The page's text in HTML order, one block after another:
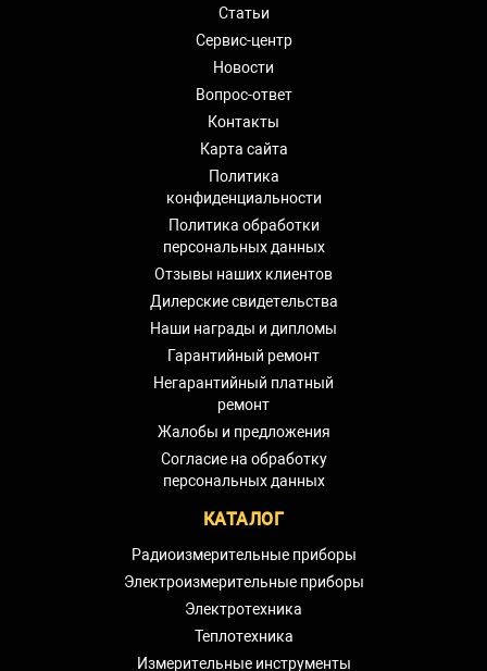
Статьи
Сервис-центр
Новости
Вопрос-ответ
Контакты
Карта сайта
Политика
конфиденциальности
Политика обработки
персональных данных
Отзывы наших клиентов
Дилерские свидетельства
Наши награды и дипломы
Гарантийный ремонт
Негарантийный платный
ремонт
Жалобы и предложения
Согласие на обработку
персональных данных
КАТАЛОГ
Радиоизмерительные приборы
Электроизмерительные приборы
Электротехника
Теплотехника
Измерительные инструменты